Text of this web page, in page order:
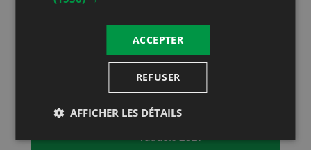
Producteur:
Artisans Vignerons
d'Ollon
2020
vaudois 2021
ACCEPTER
REFUSER
AFFICHER LES DÉTAILS